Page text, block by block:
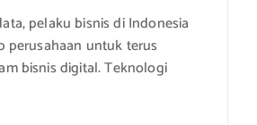
pelaku bisnis di Indonesia
perusahaan untuk terus
bisnis digital. Teknologi